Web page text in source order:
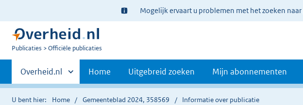
Ter
informatie:
Mogelijk ervaart u problemen met het zoeken
U
Publicaties Officiële publicaties
Primaire
navigatie
Andere
sites
binnen
Overheid.nl Home Uitgebreid zoeken Mijn abonnementen
U bent hier: Home Gemeenteblad 2024, 358569 Informatie over publicatie